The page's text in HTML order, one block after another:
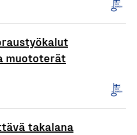
muototerät
takalana